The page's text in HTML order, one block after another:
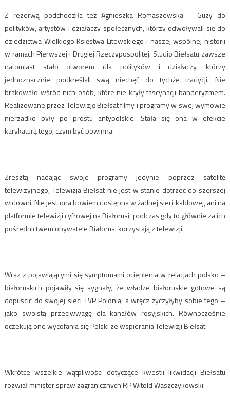
Z rezerwą podchodziła też Agnieszka Romaszewska – Guzy do
polityków, artystów i działaczy społecznych, którzy odwoływali się do
dziedzictwa Wielkiego Księstwa Litewskiego i naszej wspólnej historii
w ramach Pierwszej i Drugiej Rzeczypospolitej. Studio Biełsatu zawsze
natomiast stało otworem dla polityków i działaczy, którzy
jednoznacznie podkreślali swą niechęć do tychże tradycji. Nie
brakowało wśród nich osób, które nie kryły fascynacji banderyzmem.
Realizowane przez Telewizję Biełsat filmy i programy w swej wymowie
nierzadko były po prostu antypolskie. Stała się ona w efekcie
karykaturą tego, czym być powinna.
Zresztą nadając swoje programy jedynie poprzez satelitę
telewizyjnego, Telewizja Biełsat nie jest w stanie dotrzeć do szerszej
widowni. Nie jest ona bowiem dostępna w żadnej sieci kablowej, ani na
platformie telewizji cyfrowej na Białorusi, podczas gdy to głównie za ich
pośrednictwem obywatele Białorusi korzystają z telewizji.
Wraz z pojawiającymi się symptomami ocieplenia w relacjach polsko –
białoruskich pojawiły się sygnały, że władze białoruskie gotowe są
dopuścić do swojej sieci TVP Polonia, a wręcz życzyłyby sobie tego –
jako swoistą przeciwwagę dla kanałów rosyjskich. Równocześnie
oczekują one wycofania się Polski ze wspierania Telewizji Biełsat.
Wkrótce wszelkie wątpliwości dotyczące kwestii likwidacji Biełsatu
rozwiał minister spraw zagranicznych RP Witold Waszczykowski: